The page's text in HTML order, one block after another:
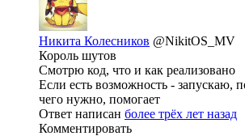
Никита Колесников @NikitOS_MV
Король шутов
Смотрю код, что и как реализовано
Если есть возможность - запускаю,
чего нужно, помогает
Ответ написан более трёх лет назад
Комментировать